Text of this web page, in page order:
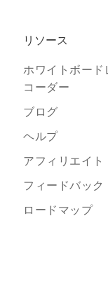
リソース
ホワイトボード
コーダー
ブログ
ヘルプ
アフィリエイト
フィードバック
ロードマップ